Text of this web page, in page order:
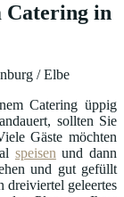
Catering in
Catering üppig
sollten Sie
Gäste möchten
speisen und dann
und gut gefüllt
dreiviertel geleertes